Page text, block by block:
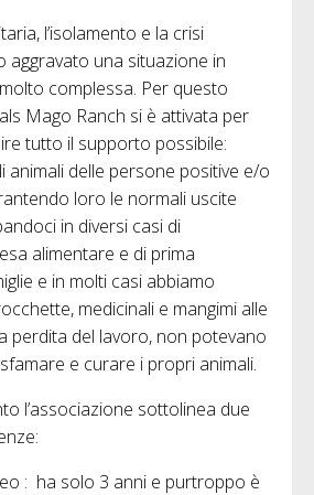
l’isolamento e la crisi
aggravato una situazione in
complessa. Per questo
Mago Ranch si è attivata per
tutto il supporto possibile:
animali delle persone positive e/o
loro le normali uscite
in diversi casi di
alimentare e di prima
e in molti casi abbiamo
medicinali e mangimi alle
perdita del lavoro, non potevano
e curare i propri animali.
l’associazione sottolinea due
: ha solo 3 anni e purtroppo è